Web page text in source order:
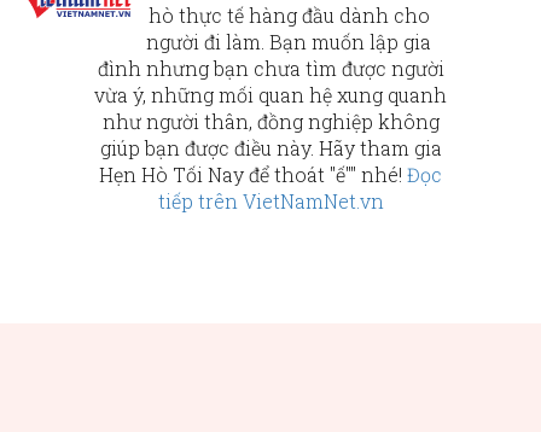
hò thực tế hàng đầu dành cho
người đi làm. Bạn muốn lập gia
đình nhưng bạn chưa tìm được người
vừa ý, những mối quan hệ xung quanh
như người thân, đồng nghiệp không
giúp bạn được điều này. Hãy tham gia
Hẹn Hò Tối Nay để thoát "ế"" nhé! Đọc
tiếp trên VietNamNet.vn